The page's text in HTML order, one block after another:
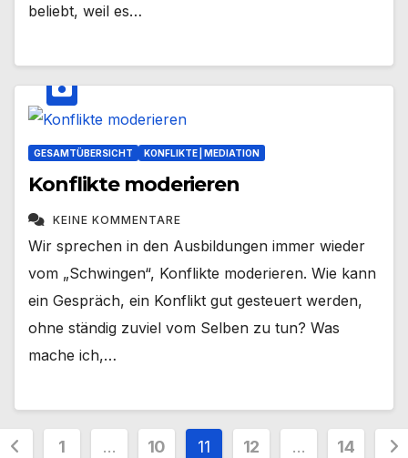
beliebt, weil es…
GESAMTÜBERSICHT KONFLIKTE | MEDIATION
Konflikte moderieren
KEINE KOMMENTARE
Wir sprechen in den Ausbildungen immer wieder
vom „Schwingen“, Konflikte moderieren. Wie kann
ein Gespräch, ein Konflikt gut gesteuert werden,
ohne ständig zuviel vom Selben zu tun? Was
mache ich,…
1 … 10 11 12 … 14